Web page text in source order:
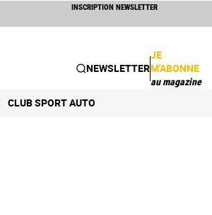
INSCRIPTION NEWSLETTER
NEWSLETTER
JE
M'ABONNE
au magazine
CLUB SPORT AUTO